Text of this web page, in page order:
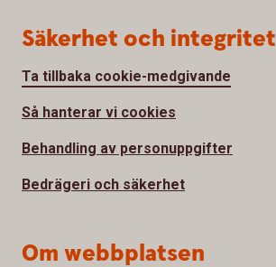
Säkerhet och integritet
Ta tillbaka cookie-medgivande
Så hanterar vi cookies
Behandling av personuppgifter
Bedrägeri och säkerhet
Om webbplatsen